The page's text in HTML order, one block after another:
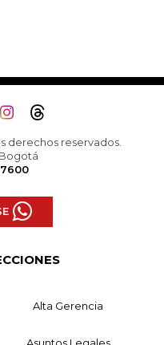
derechos reservados.
Bogotá
Alta Gerencia
Asuntos Legales